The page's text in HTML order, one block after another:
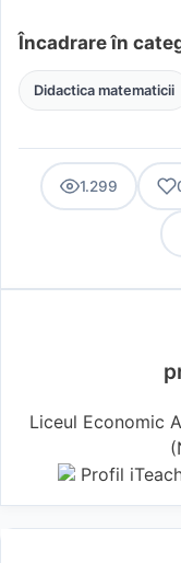
Încadrare în
Didactica matematicii
1.299
Liceul Economic
Profil